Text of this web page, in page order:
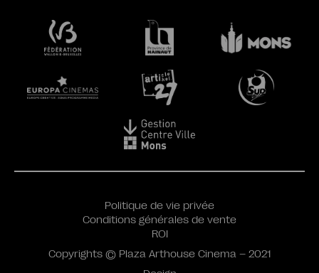
Politique de vie privée
Conditions générales de vente
ROI
Copyrights © Plaza Arthouse Cinema – 2021